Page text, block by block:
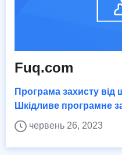
Fuq.com
Програма захисту від
Шкідливе програмне
червень 26, 2023